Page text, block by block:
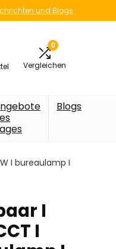
und Blogs
0
Vergleichen
Blogs
I bureaulamp I
I
I